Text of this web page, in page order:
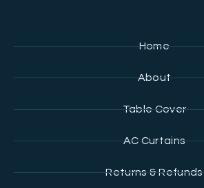
Home
About
Table Cover
AC Curtains
Returns & Refunds